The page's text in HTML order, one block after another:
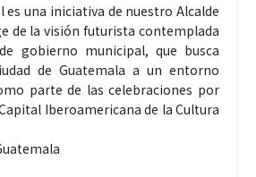
es una iniciativa de nuestro Alcalde
de la visión futurista contemplada
gobierno municipal, que busca
de Guatemala a un entorno
parte de las celebraciones por
Iberoamericana de la Cultura